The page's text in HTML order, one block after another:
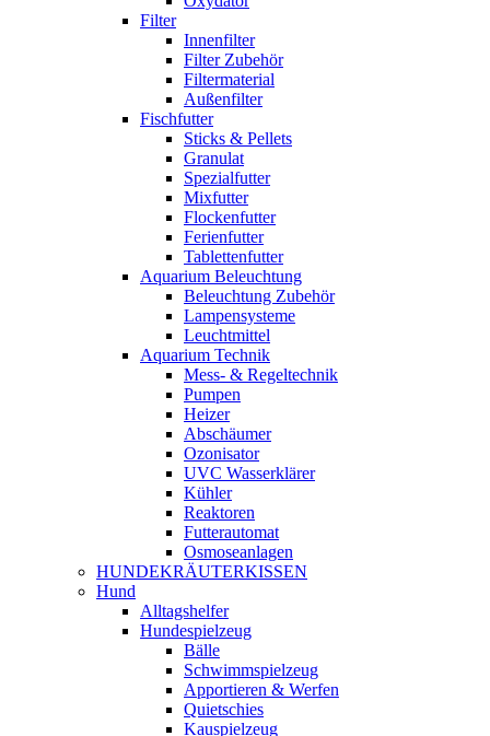
Filter
Innenfilter
Filter Zubehör
Filtermaterial
Außenfilter
Fischfutter
Sticks & Pellets
Granulat
Spezialfutter
Mixfutter
Flockenfutter
Ferienfutter
Tablettenfutter
Aquarium Beleuchtung
Beleuchtung Zubehör
Lampensysteme
Leuchtmittel
Aquarium Technik
Mess- & Regeltechnik
Pumpen
Heizer
Abschäumer
Ozonisator
UVC Wasserklärer
Kühler
Reaktoren
Futterautomat
Osmoseanlagen
HUNDEKRÄUTERKISSEN
Hund
Alltagshelfer
Hundespielzeug
Bälle
Schwimmspielzeug
Apportieren & Werfen
Quietschies
Kauspielzeug